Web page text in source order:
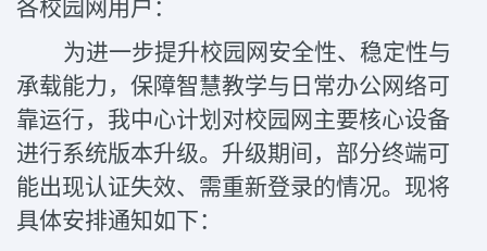
各校园网用户：
为进一步提升校园网安全性、稳定性与
承载能力，保障智慧教学与日常办公网络可
靠运行，我中心计划对校园网主要核心设备
进行系统版本升级。升级期间，部分终端可
能出现认证失效、需重新登录的情况。现将
具体安排通知如下：